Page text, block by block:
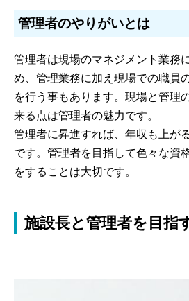
管理者のやりがいとは
管理者は現場のマネジメント業務
め、管理業務に加え現場での職員
を行う事もあります。現場と管理
来る点は管理者の魅力です。
管理者に昇進すれば、年収も上が
です。管理者を目指して色々な資
をすることは大切です。
施設長と管理者を目指